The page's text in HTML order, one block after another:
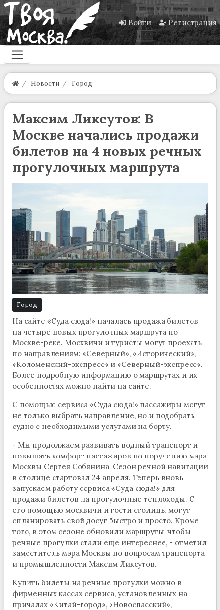
Войти Регистрация
Новости Город
Максим Ликсутов: В
Москве начались продажи
билетов на 4 новых речных
прогулочных маршрута
Город
На сайте «Суда сюда!» началась продажа билетов
на четыре новых прогулочных маршрута по
Москве-реке. Москвичи и туристы могут проехать
по направлениям: «Северный», «Исторический»,
«Коломенский-экспресс» и «Северный-экспресс».
Более подробную информацию о маршрутах и их
особенностях можно найти на сайте.
С помощью сервиса «Суда сюда!» пассажиры могут
не только выбрать направление, но и подобрать
судно с необходимыми услугами на борту.
- Мы продолжаем развивать водный транспорт и
повышать комфорт пассажиров по поручению мэра
Москвы Сергея Собянина. Сезон речной навигации
в столице стартовал 24 апреля. Теперь вновь
запускаем работу сервиса «Суда сюда!» для
продажи билетов на прогулочные теплоходы. С
его помощью москвичи и гости столицы могут
спланировать свой досуг быстро и просто. Кроме
того, в этом сезоне обновили маршруты, чтобы
речные прогулки стали еще интереснее, - отметил
заместитель мэра Москвы по вопросам транспорта
и промышленности Максим Ликсутов.
Купить билеты на речные прогулки можно в
фирменных кассах сервиса, установленных на
причалах «Китай-город», «Новоспасский»,